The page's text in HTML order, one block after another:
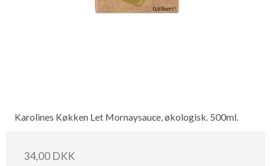
Karolines Køkken Let Mornaysauce, økologisk. 500ml.
34,00 DKK